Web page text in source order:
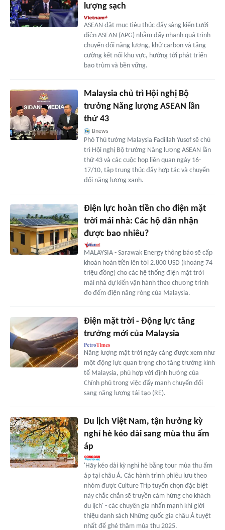
lượng sạch
ASEAN đặt mục tiêu thúc đẩy sáng kiến Lưới
điện ASEAN (APG) nhằm đẩy nhanh quá trình
chuyển đổi năng lượng, khử carbon và tăng
cường kết nối khu vực, hướng tới phát triển
bao trùm và bền vững.
Malaysia chủ trì Hội nghị Bộ
trưởng Năng lượng ASEAN lần
thứ 43
Bnews
Phó Thủ tướng Malaysia Fadillah Yusof sẽ chủ
trì Hội nghị Bộ trưởng Năng lượng ASEAN lần
thứ 43 và các cuộc họp liên quan ngày 16-
17/10, tập trung thúc đẩy hợp tác và chuyển
đổi năng lượng xanh.
Điện lực hoàn tiền cho điện mặt
trời mái nhà: Các hộ dân nhận
được bao nhiêu?
MALAYSIA - Sarawak Energy thông báo sẽ cấp
khoản hoàn tiền lên tới 2.800 USD (khoảng 74
triệu đồng) cho các hệ thống điện mặt trời
mái nhà dự kiến vận hành theo chương trình
đo đếm điện năng ròng của Malaysia.
Điện mặt trời - Động lực tăng
trưởng mới của Malaysia
Năng lượng mặt trời ngày càng được xem như
một động lực quan trọng cho tăng trưởng kinh
tế Malaysia, phù hợp với định hướng của
Chính phủ trong việc đẩy mạnh chuyển đổi
sang năng lượng tái tạo (RE).
Du lịch Việt Nam, tận hưởng kỳ
nghỉ hè kéo dài sang mùa thu ấm
áp
'Hãy kéo dài kỳ nghỉ hè bằng tour mùa thu ấm
áp tại châu Á. Các hành trình phiêu lưu theo
nhóm được Culture Trip tuyển chọn đặc biệt
này chắc chắn sẽ truyền cảm hứng cho khách
du lịch' - các chuyên gia nhấn mạnh khi giới
thiệu danh sách Những quốc gia châu Á tuyệt
nhất để ghé thăm mùa thu 2025.